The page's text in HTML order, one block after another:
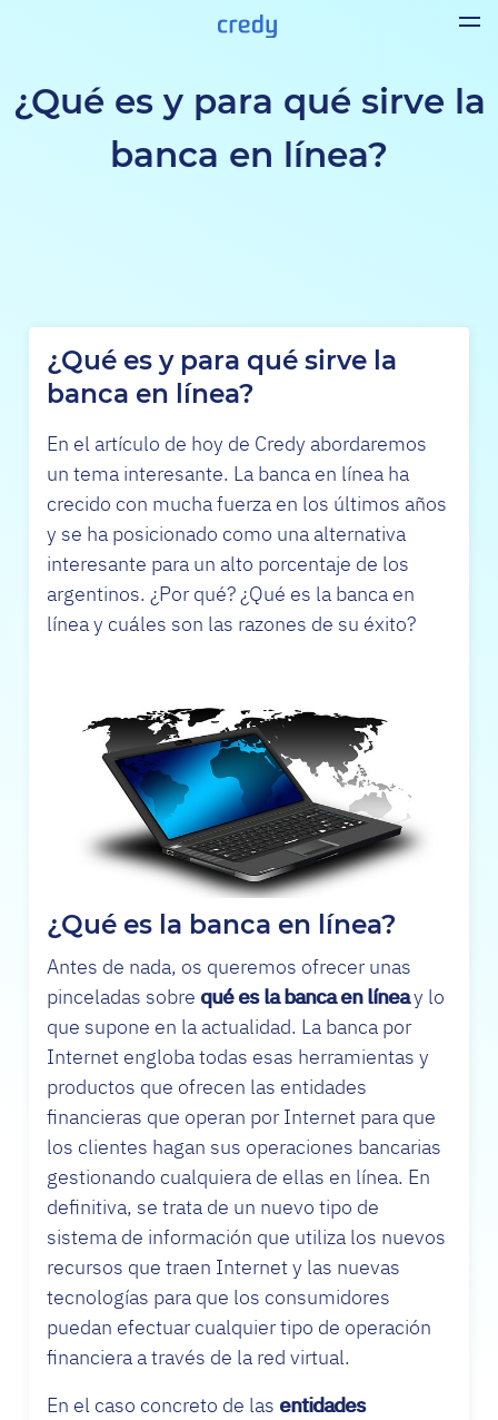
¿Qué es y para qué sirve la
banca en línea?
¿Qué es y para qué sirve la
banca en línea?
En el artículo de hoy de Credy abordaremos
un tema interesante. La banca en línea ha
crecido con mucha fuerza en los últimos años
y se ha posicionado como una alternativa
interesante para un alto porcentaje de los
argentinos. ¿Por qué? ¿Qué es la banca en
línea y cuáles son las razones de su éxito?
¿Qué es la banca en línea?
Antes de nada, os queremos ofrecer unas
pinceladas sobre qué es la banca en líneay lo
que supone en la actualidad. La banca por
Internet engloba todas esas herramientas y
productos que ofrecen las entidades
financieras que operan por Internet para que
los clientes hagan sus operaciones bancarias
gestionando cualquiera de ellas en línea. En
definitiva, se trata de un nuevo tipo de
sistema de información que utiliza los nuevos
recursos que traen Internet y las nuevas
tecnologías para que los consumidores
puedan efectuar cualquier tipo de operación
financiera a través de la red virtual.
En el caso concreto de las entidades